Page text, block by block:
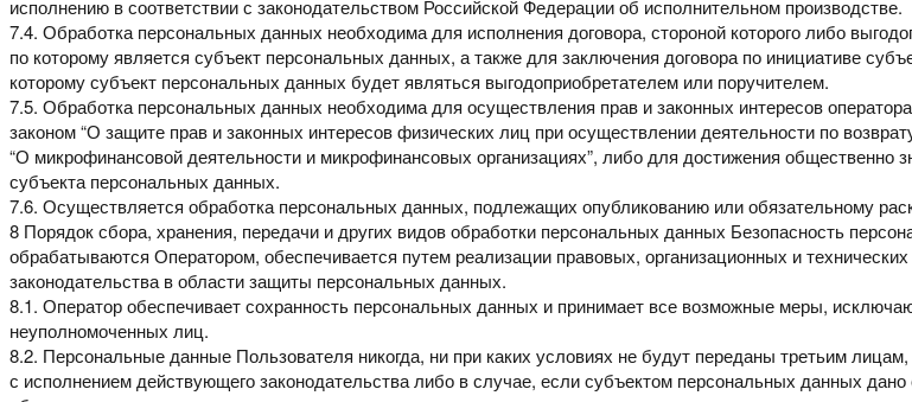
исполнению в соответствии с законодательством Российской Федерации об исполнительном производстве.
7.4. Обработка персональных данных необходима для исполнения договора, стороной которого либо
по которому является субъект персональных данных, а также для заключения договора по инициативе
которомусубъект персональных данных будетявляться выгодоприобретателем или поручителем.
7.5. Обработка персональных данных необходима для осуществления прав и законных интересов
законом “О защите прав и законных интересовфизических лиц при осуществлении деятельности по
“О микрофинансовой деятельности и микрофинансовых организациях”, либо для достижения общественно
субъекта персональных данных.
7.6. Осуществляется обработка персональных данных, подлежащих опубликованию или обязательному
8 Порядок сбора, хранения, передачи и других видовобработки персональных данных Безопасность
обрабатываются Оператором, обеспечивается путем реализации правовых, организационных и
законодательства в области защиты персональных данных.
8.1. Оператор обеспечивает сохранность персональных данных и принимает все возможные меры,
неуполномоченных лиц.
8.2. Персональные данные Пользователя никогда, ни при каких условиях не будут переданы третьим
с исполнением действующего законодательства либо в случае, если субъектом персональных данных дано